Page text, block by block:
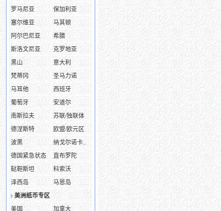
罗马尼亚
保加利亚
塞尔维亚
马其顿
阿尔巴尼亚
希腊
斯洛文尼亚
克罗地亚
黑山
意大利
梵蒂冈
圣马力诺
马耳他
西班牙
葡萄牙
安道尔
南斯拉夫
苏联/独联体
德涅斯特
欧盟/欧元区
波黑
纳戈尔诺卡..
德国紧急状态
直布罗陀
鞑靼斯坦
科索沃
泽西岛
马恩岛
美洲纸币专区
美国
加拿大